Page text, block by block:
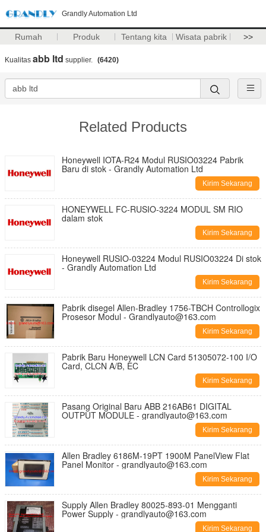
Grandly Automation Ltd
Rumah Produk Tentang kita Wisata pabrik >>
Kualitas abb ltd supplier. (6420)
Related Products
Honeywell IOTA-R24 Modul RUSIO03224 Pabrik
Baru di stok - Grandly Automation Ltd
Kirim Sekarang
HONEYWELL FC-RUSIO-3224 MODUL SM RIO
dalam stok
Kirim Sekarang
Honeywell RUSIO-03224 Modul RUSIO03224 Di stok
- Grandly Automation Ltd
Kirim Sekarang
Pabrik disegel Allen-Bradley 1756-TBCH Controllogix
Prosesor Modul - Grandlyauto@163.com
Kirim Sekarang
Pabrik Baru Honeywell LCN Card 51305072-100 I/O
Card, CLCN A/B, EC
Kirim Sekarang
Pasang Original Baru ABB 216AB61 DIGITAL
OUTPUT MODULE - grandlyauto@163.com
Kirim Sekarang
Allen Bradley 6186M-19PT 1900M PanelView Flat
Panel Monitor - grandlyauto@163.com
Kirim Sekarang
Supply Allen Bradley 80025-893-01 Mengganti
Power Supply - grandlyauto@163.com
Kirim Sekarang